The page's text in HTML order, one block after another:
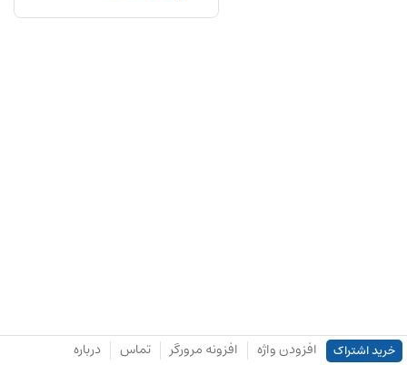
خرید اشتراک افزودن واژه افزونه مرورگر تماس درباره